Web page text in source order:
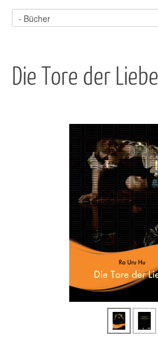
Die Tore der Liebe